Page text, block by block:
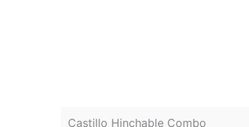
Castillo Hinchable Combo